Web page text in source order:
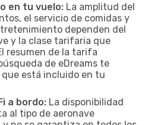
en tu vuelo: La amplitud del
el servicio de comidas y
dependen del
y la clase tarifaria que
resumen de la tarifa
de eDreams te
está incluido en tu
a bordo: La disponibilidad
al tipo de aeronave